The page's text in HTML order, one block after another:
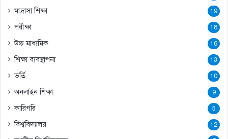
মাদ্রাসা শিক্ষা 19
পরীক্ষা 18
উচ্চ মাধ্যমিক 16
শিক্ষা ব্যবস্থাপনা 13
ভর্তি 10
অনলাইন শিক্ষা 9
কারিগরি 5
বিশ্ববিদ্যালয় 12